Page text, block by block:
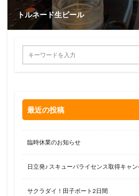
トルネード生ビール
最近の投稿
臨時休業のお知らせ
日立発♪ スキューバライセンス取得キャン
サクラダイ！田子ボート2日間